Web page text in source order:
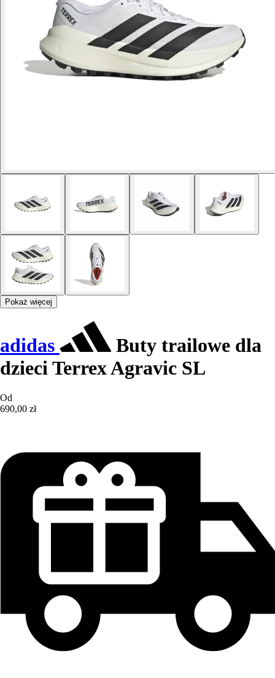
Pokaż więcej
adidas
Buty trailowe dla
dzieci Terrex Agravic SL
Od
690,00 zł